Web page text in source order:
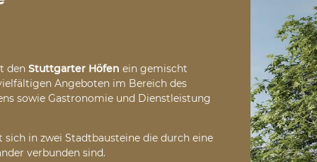
den Stuttgarter Höfen ein gemischt
Angeboten im Bereich des
sowie Gastronomie und Dienstleistung
sich in zwei Stadtbausteine die durch eine
verbunden sind.
gewerblich genutzt. Es umfasst eine
geplant.
wohnwirtschaftlich genutzt. Im
ein Hotel der Marke „adagio" mit 119
bis 4-Zimmer-Wohnungen den großzügigen,